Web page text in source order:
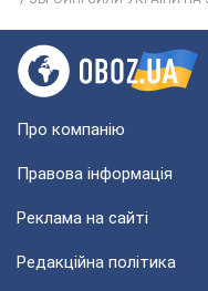
Про компанію
Правова інформація
Реклама на сайті
Редакційна політика